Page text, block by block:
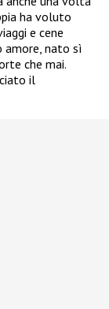
ha voluto
e cene
amore, nato sì
che mai.
il